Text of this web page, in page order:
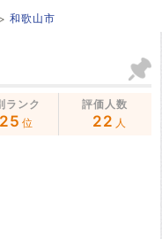
和歌山市
ランク
25 位
評価人数
22 人